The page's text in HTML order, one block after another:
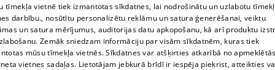
Par mums
Privātuma politika
Sīkdatnes
tīmekļa vietnē tiek izmantotas sīkdatnes, lai nodrošinātu un uzlabotu
darbību., nosūtītu personalizētu reklāmu un satura ģenerēšanai, veiktu
un satura mērījumus, auditorijas datu apkopošanu, kā arī produktu
Zemāk sniedzam informāciju par visām sīkdatnēm, kuras tiek
mūsu tīmekļa vietnēs. Sīkdatnes var atšķirties atkarībā no
vietnes sadaļas. Lietotājam jebkurā brīdī ir iespēja piekrist, atteikties